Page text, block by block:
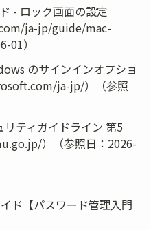
- ロック画面の設定
ja-jp/guide/mac-
01）
のサインインオプショ
ja-jp/）（参照
ティガイドライン 第5
）（参照日：2026-
ド【パスワード管理入門